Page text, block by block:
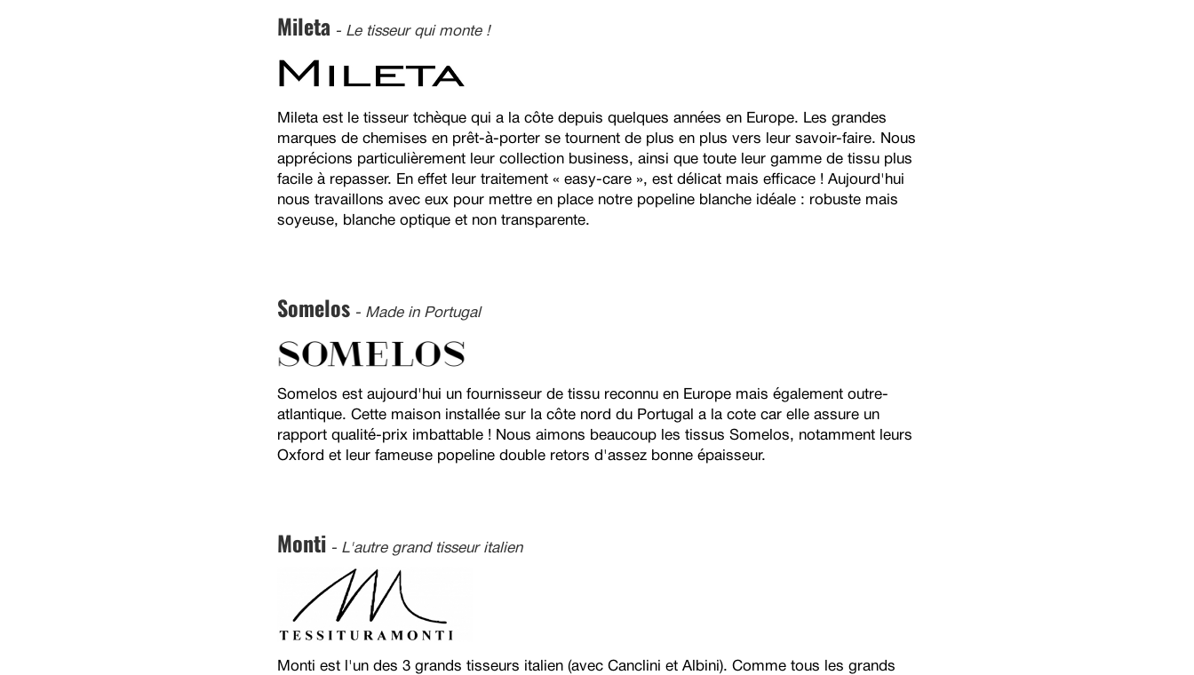
Mileta - Le tisseur qui monte !
Mileta est le tisseur tchèque qui a la côte depuis quelques années en Europe. Les grandes
marques de chemises en prêt-à-porter se tournent de plus en plus vers leur savoir-faire. Nous
apprécions particulièrement leur collection business, ainsi que toute leur gamme de tissu plus
facile à repasser. En effet leur traitement « easy-care », est délicat mais efficace ! Aujourd'hui
nous travaillons avec eux pour mettre en place notre popeline blanche idéale : robuste mais
soyeuse, blanche optique et non transparente.
Somelos - Made in Portugal
Somelos est aujourd'hui un fournisseur de tissu reconnu en Europe mais également outre-
atlantique. Cette maison installée sur la côte nord du Portugal a la cote car elle assure un
rapport qualité-prix imbattable ! Nous aimons beaucoup les tissus Somelos, notamment leurs
Oxford et leur fameuse popeline double retors d'assez bonne épaisseur.
Monti - L'autre grand tisseur italien
Monti est l'un des 3 grands tisseurs italien (avec Canclini et Albini). Comme tous les grands